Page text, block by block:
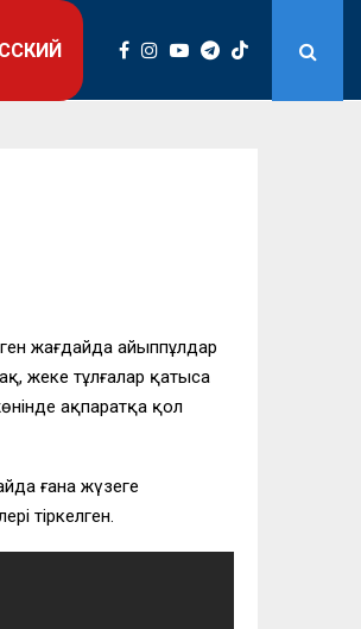
жағдайда айыппұлдар
жеке тұлғалар қатыса
ақпаратқа қол
ғана жүзеге
тіркелген.